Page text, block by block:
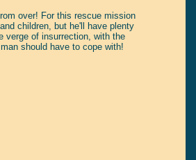
over! For this rescue mission
children, but he'll have plenty
verge of insurrection, with the
should have to cope with!